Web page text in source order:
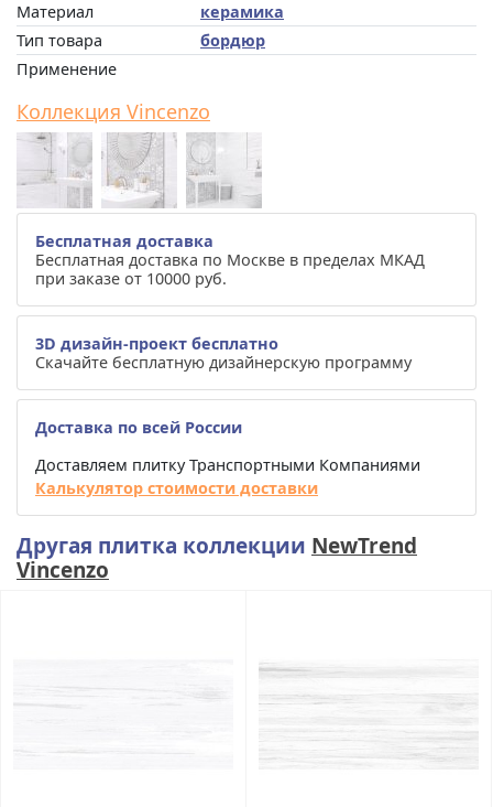
Материал
керамика
Тип товара
бордюр
Применение
Коллекция Vincenzo
Бесплатная доставка
Бесплатная доставка по Москве в пределах МКАД
при заказе от 10000 руб.
3D дизайн-проект бесплатно
Скачайте бесплатную дизайнерскую программу
Доставка по всей России
Доставляем плитку Транспортными Компаниями
Калькулятор стоимости доставки
Другая плитка коллекции NewTrend
Vincenzo